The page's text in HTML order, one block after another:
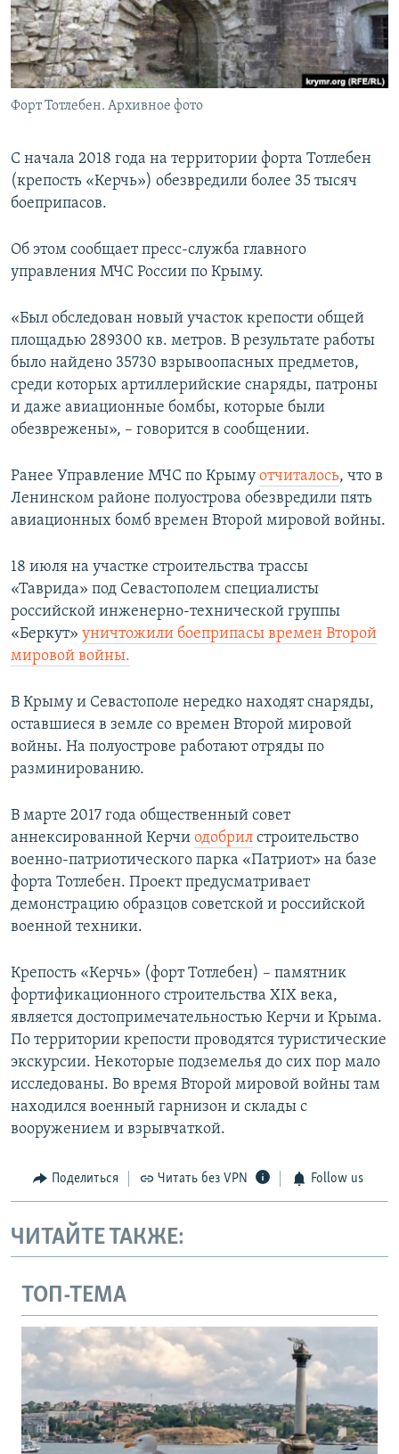
ПОБЕДИТЕЛЕЙ НЕ СУДЯТ?
КРЫМ.НЕПОКОРЕННЫЙ
ELIFBE
УКРАИНСКАЯ ПРОБЛЕМА КРЫМА
ПРИСОЕДИНЯЙТЕСЬ!
Форт Тотлебен. Архивное фото
С начала 2018 года на территории форта Тотлебен
(крепость «Керчь») обезвредили более 35 тысяч
боеприпасов.
Об этом сообщает пресс-служба главного
управления МЧС России по Крыму.
«Был обследован новый участок крепости общей
площадью 289300 кв. метров. В результате работы
было найдено 35730 взрывоопасных предметов,
среди которых артиллерийские снаряды, патроны
и даже авиационные бомбы, которые были
обезврежены», – говорится в сообщении.
Ранее Управление МЧС по Крыму отчиталось, что в
Ленинском районе полуострова обезвредили пять
авиационных бомб времен Второй мировой войны.
18 июля на участке строительства трассы
«Таврида» под Севастополем специалисты
российской инженерно-технической группы
«Беркут» уничтожили боеприпасы времен Второй
мировой войны.
В Крыму и Севастополе нередко находят снаряды,
оставшиеся в земле со времен Второй мировой
войны. На полуострове работают отряды по
разминированию.
В марте 2017 года общественный совет
аннексированной Керчи одобрил строительство
военно-патриотического парка «Патриот» на базе
форта Тотлебен. Проект предусматривает
демонстрацию образцов советской и российской
военной техники.
Крепость «Керчь» (форт Тотлебен) – памятник
фортификационного строительства XIX века,
является достопримечательностью Керчи и Крыма.
По территории крепости проводятся туристические
экскурсии. Некоторые подземелья до сих пор мало
исследованы. Во время Второй мировой войны там
находился военный гарнизон и склады с
вооружением и взрывчаткой.
Поделиться Читать без VPN Follow us
ЧИТАЙТЕ ТАКЖЕ:
ТОП-ТЕМА